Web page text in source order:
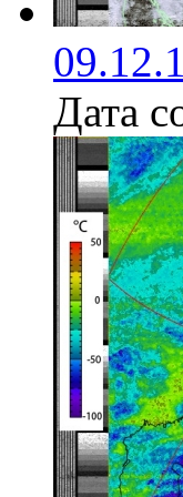
Дата